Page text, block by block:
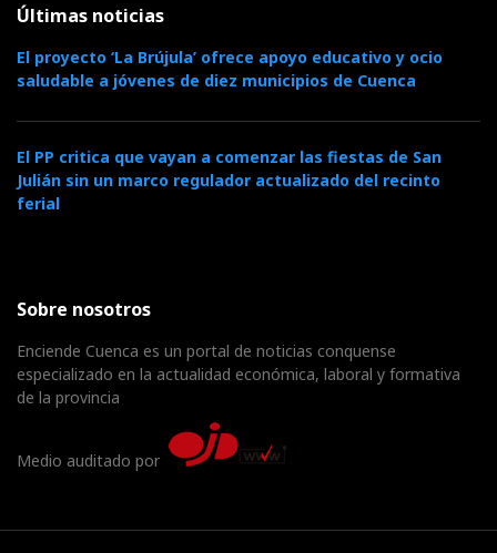
Últimas noticias
El proyecto ‘La Brújula’ ofrece apoyo educativo y ocio
saludable a jóvenes de diez municipios de Cuenca
El PP critica que vayan a comenzar las fiestas de San
Julián sin un marco regulador actualizado del recinto
ferial
Sobre nosotros
Enciende Cuenca es un portal de noticias conquense
especializado en la actualidad económica, laboral y formativa
de la provincia
Medio auditado por